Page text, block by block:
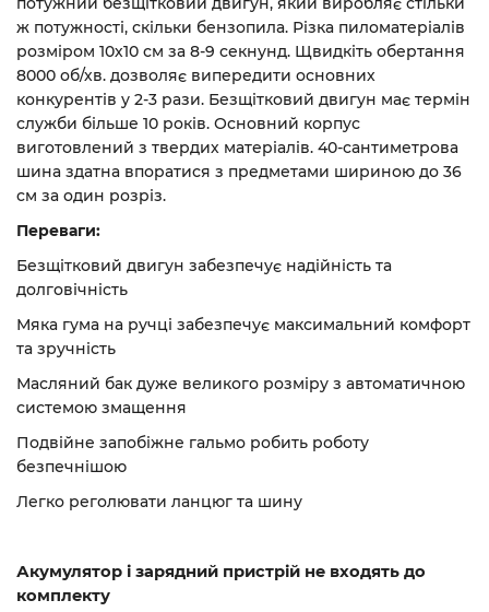
ж потужності, скільки бензопила. Різка пиломатеріалів
розміром 10х10 см за 8-9 секнунд. Щвидкіть обертання
8000 об/хв. дозволяє випередити основних
конкурентів у 2-3 рази. Безщітковий двигун має термін
служби більше 10 років. Основний корпус
виготовлений з твердих матеріалів. 40-сантиметрова
шина здатна впоратися з предметами шириною до 36
см за один розріз.
Переваги:
Безщітковий двигун забезпечує надійність та
долговічність
Мяка гума на ручці забезпечує максимальний комфорт
та зручність
Масляний бак дуже великого розміру з автоматичною
системою змащення
Подвійне запобіжне гальмо робить роботу
безпечнішою
Легко реголювати ланцюг та шину
Акумулятор і зарядний пристрій не входять до
комплекту